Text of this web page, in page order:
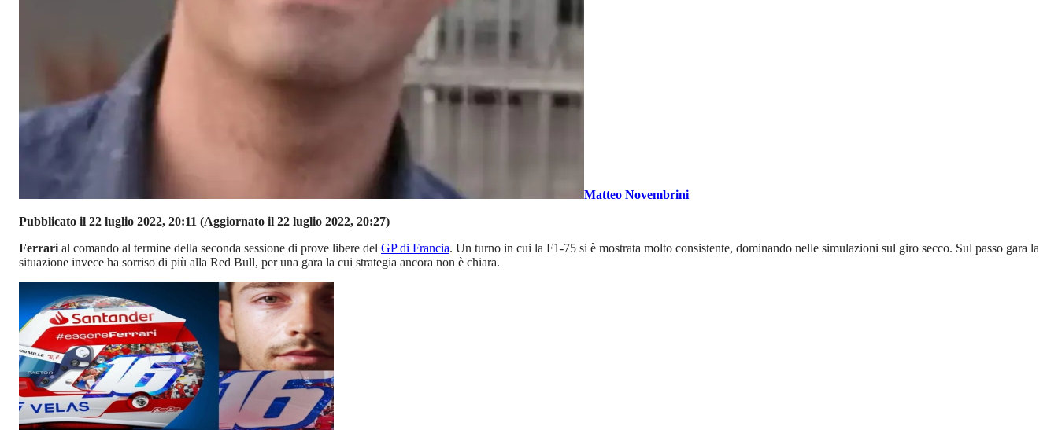
Matteo Novembrini
Pubblicato il 22 luglio 2022, 20:11 (Aggiornato il 22 luglio 2022, 20:27)
Ferrari al comando al termine della seconda sessione di prove libere del GP di Francia. Un turno in cui la F1-75 si è mostrata molto consistente, dominando nelle simulazioni sul giro secco. Sul passo gara la
situazione invece ha sorriso di più alla Red Bull, per una gara la cui strategia ancora non è chiara.